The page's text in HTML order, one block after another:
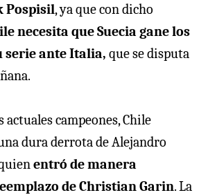
Pospisil, ya que con dicho
necesita que Suecia gane los
serie ante Italia, que se disputa
actuales campeones, Chile
dura derrota de Alejandro
entró de manera
de Christian Garin. La